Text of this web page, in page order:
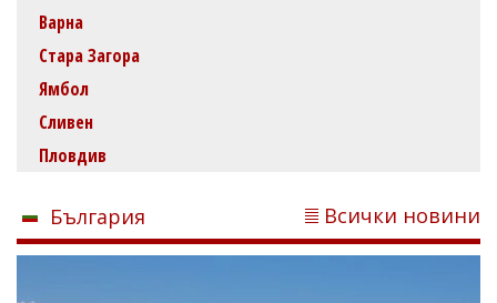
Варна
Стара Загора
Ямбол
Сливен
Пловдив
България Всички новини